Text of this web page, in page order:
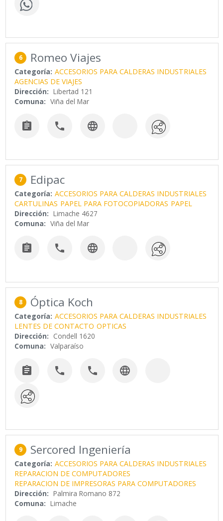
6 Romeo Viajes
Categoría: ACCESORIOS PARA CALDERAS INDUSTRIALES
AGENCIAS DE VIAJES
Dirección: Libertad 121
Comuna: Viña del Mar
  
7 Edipac
Categoría: ACCESORIOS PARA CALDERAS INDUSTRIALES
CARTULINAS PAPEL PARA FOTOCOPIADORAS PAPEL
Dirección: Limache 4627
Comuna: Viña del Mar
  
8 Óptica Koch
Categoría: ACCESORIOS PARA CALDERAS INDUSTRIALES
LENTES DE CONTACTO OPTICAS
Dirección: Condell 1620
Comuna: Valparaíso
   
9 Sercored Ingeniería
Categoría: ACCESORIOS PARA CALDERAS INDUSTRIALES
REPARACION DE COMPUTADORES
REPARACION DE IMPRESORAS PARA COMPUTADORES
Dirección: Palmira Romano 872
Comuna: Limache